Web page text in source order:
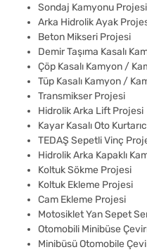
Sondaj Kamyonu Projesi
Arka Hidrolik Ayak
Beton Mikseri Projesi
Demir Taşıma Kasalı
Çöp Kasalı Kamyon /
Tüp Kasalı Kamyon /
Transmikser Projesi
Hidrolik Arka Lift Projesi
Kayar Kasalı Oto
TEDAŞ Sepetli Vinç
Hidrolik Arka Kapaklı
Koltuk Sökme Projesi
Koltuk Ekleme Projesi
Cam Ekleme Projesi
Motosiklet Yan Sepet
Otomobili Minibüse
Minibüsü Otomobile